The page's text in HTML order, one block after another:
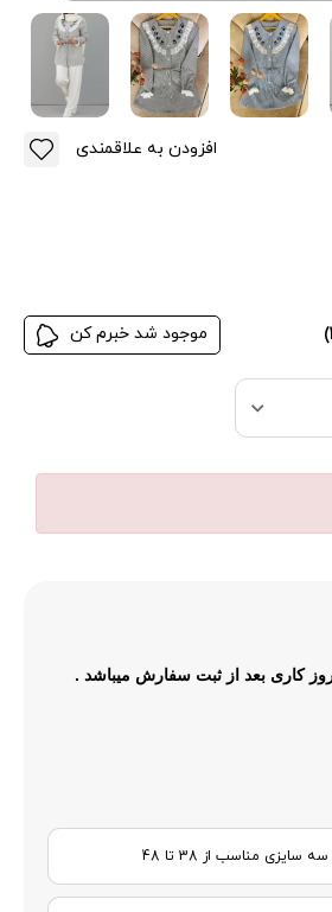
موجود شد خبرم کن
افزودن به علاقمندی
سه سایزی مناسب از 38 تا 48